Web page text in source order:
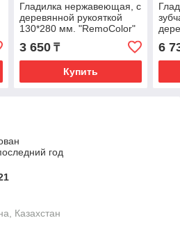
Гладилка нержавеющая, с
деревянной рукояткой
130*280 мм. "RemoColor"
3 650₸
Купить
6
год
Казахстан